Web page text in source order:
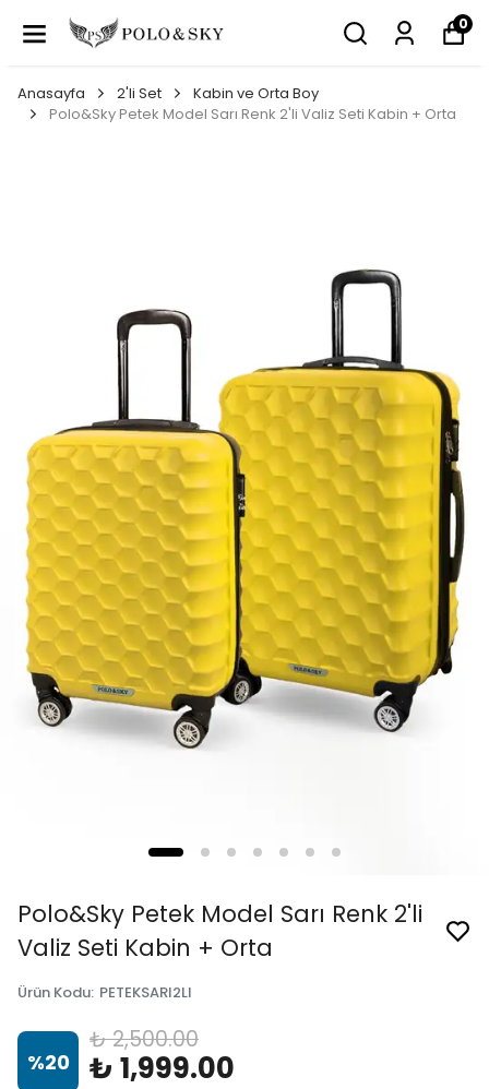
0
Anasayfa 2'li Set
Kabin ve Orta Boy
Polo&Sky Petek Model Sarı Renk 2'li Valiz Seti Kabin + Orta
Polo&Sky Petek Model Sarı Renk 2'li
Valiz Seti Kabin + Orta
Ürün Kodu: PETEKSARI2LI
%20
₺ 2,500.00
₺ 1,999.00